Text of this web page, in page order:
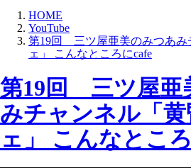
HOME
YouTube
第19回 三ツ屋亜美のみつあみ
ェ」 こんなところにcafe
第19回 三ツ屋亜
みチャンネル「
ェ」 こんなとこ